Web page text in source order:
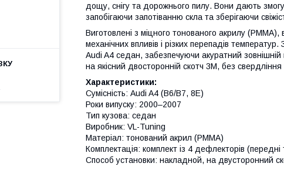
дощу, снігу та дорожнього пилу. Вони дають
запобігаючи запотіванню скла та зберігаючи
Виготовлені з міцного тонованого акрилу
механічних впливів і різких перепадів
Audi A4 седан, забезпечуючи акуратний
на якісний двосторонній скотч 3M, без свердління
Характеристики:
Сумісність: Audi A4 (B6/B7, 8E)
Роки випуску: 2000–2007
Тип кузова: седан
Виробник: VL-Tuning
Матеріал: тонований акрил (PMMA)
Комплектація: комплект із 4 дефлекторів (передні
Способ установки: накладной, на двусторонний